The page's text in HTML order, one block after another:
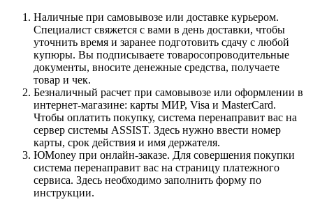
Наличные при самовывозе или доставке курьером.
Специалист свяжется с вами в день доставки, чтобы
уточнить время и заранее подготовить сдачу с любой
купюры. Вы подписываете товаросопроводительные
документы, вносите денежные средства, получаете
товар и чек.
Безналичный расчет при самовывозе или оформлении в
интернет-магазине: карты МИР, Visa и MasterCard.
Чтобы оплатить покупку, система перенаправит вас на
сервер системы ASSIST. Здесь нужно ввести номер
карты, срок действия и имя держателя.
ЮMoney при онлайн-заказе. Для совершения покупки
система перенаправит вас на страницу платежного
сервиса. Здесь необходимо заполнить форму по
инструкции.